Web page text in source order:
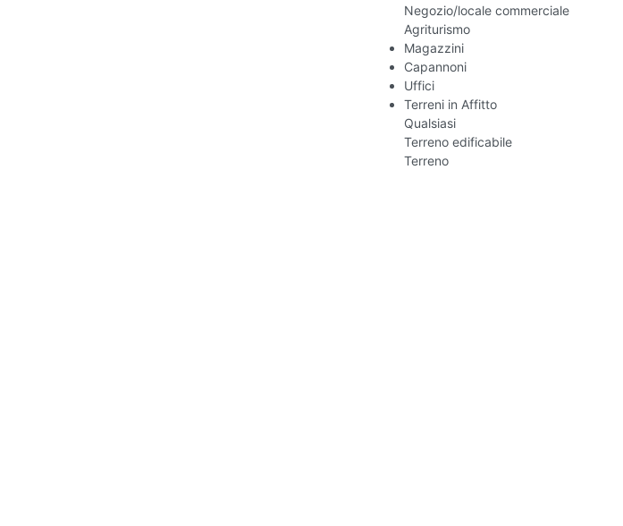
Negozio/locale commerciale
Agriturismo
Magazzini
Capannoni
Uffici
Terreni in Affitto
Qualsiasi
Terreno edificabile
Terreno